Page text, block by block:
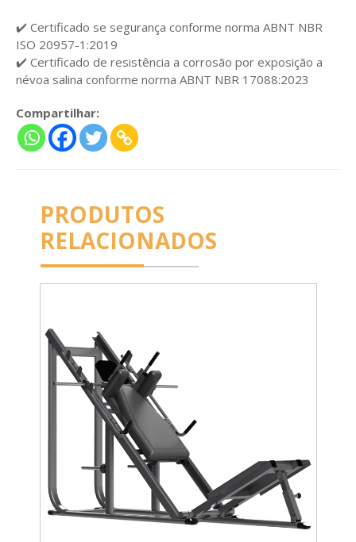
✔️ Certificado se segurança conforme norma ABNT NBR
ISO 20957-1:2019
✔️ Certificado de resistência a corrosão por exposição a
névoa salina conforme norma ABNT NBR 17088:2023
Compartilhar:
PRODUTOS
RELACIONADOS